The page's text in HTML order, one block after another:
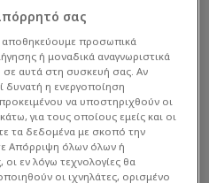
HD Red Bull MotoGP
– 2ος Αγώνας
διαφορά
Μελισσανίδη
σας
αποθηκεύουμε προσωπικά
ή μοναδικά αναγνωριστικά
σε αυτά στη συσκευή σας. Αν
δυνατή η ενεργοποίηση
να υποστηριχθούν οι
για τους οποίους εμείς και οι
τα δεδομένα με σκοπό την
Απόρριψη όλων όλων ή
εν λόγω τεχνολογίες θα
οι ιχνηλάτες, ορισμένο